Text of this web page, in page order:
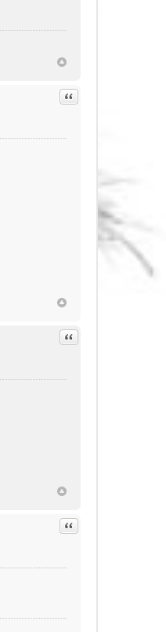
Citation
Citation
Citation